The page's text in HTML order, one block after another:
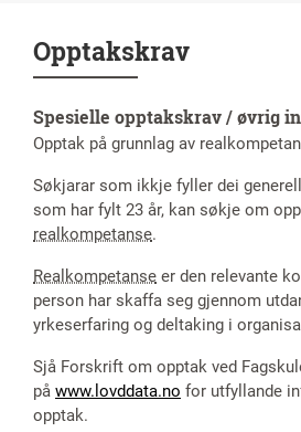
Opptakskrav
Spesielle opptakskrav / øvrig
Opptak på grunnlag av
Søkjarar som ikkje fyller dei
som har fylt 23 år, kan søkje om
realkompetanse.
Realkompetanse er den relevante
person har skaffa seg gjennom
yrkeserfaring og deltaking i
Sjå Forskrift om opptak ved
på www.lovddata.no for utfyllande
opptak.